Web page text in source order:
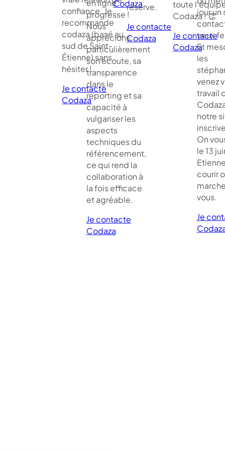
confiance. Je
recommande
codaza (basé au
sud de Saint-
Étienne) sans
hésiter !
Je contacte
Codaza
en ligne
progresse !
Nous
apprécions
particulièrement
son écoute, sa
transparence
dans le
reporting et sa
capacité à
vulgariser les
aspects
techniques du
référencement,
ce qui rend la
collaboration à
la fois efficace
et agréable.
Je contacte
Codaza
Codaza
réserve.
Je contacte
Codaza
toute
Codaza ! 👏
Je contacte
Codaza
jour un
yeux
Et
les
venez
travail
notre
On
le 13
courir
vous.
Je